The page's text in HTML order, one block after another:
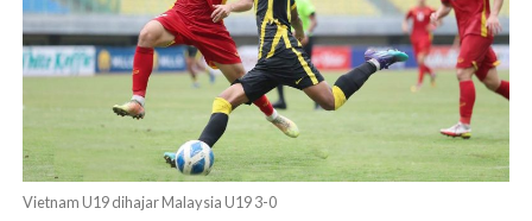
Vietnam U19 dihajar Malaysia U19 3-0